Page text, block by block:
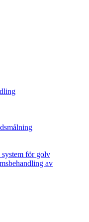
för golv
av